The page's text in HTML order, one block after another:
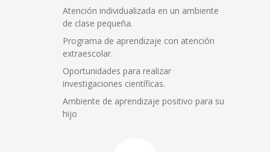
Atención individualizada en un ambiente
de clase pequeña.
Programa de aprendizaje con atención
extraescolar.
Oportunidades para realizar
investigaciones científicas.
Ambiente de aprendizaje positivo para su
hijo